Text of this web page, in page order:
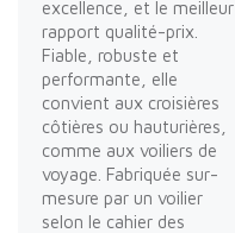
excellence, et le meilleur
rapport qualité-prix.
Fiable, robuste et
performante, elle
convient aux croisières
côtières ou hauturières,
comme aux voiliers de
voyage. Fabriquée sur-
mesure par un voilier
selon le cahier des